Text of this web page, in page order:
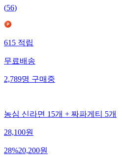
(56)
615적립
무료배송
2,789명구매중
농심 신라면 15개 + 짜파게티 5개
28,100원
28%20,200원